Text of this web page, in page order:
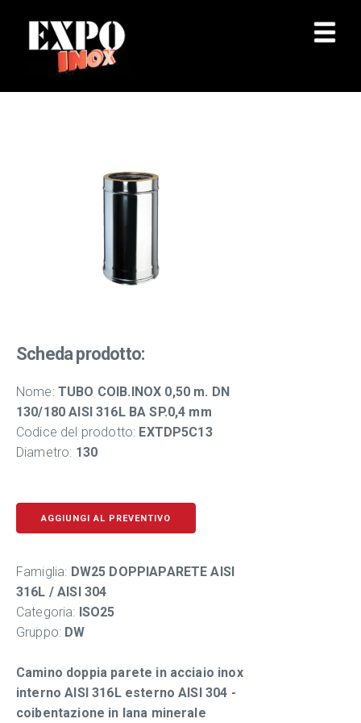
Scheda prodotto:
Nome: TUBO COIB.INOX 0,50 m. DN
130/180 AISI 316L BA SP.0,4 mm
Codice del prodotto: EXTDP5C13
Diametro: 130
AGGIUNGI AL PREVENTIVO
Famiglia: DW25 DOPPIAPARETE AISI
316L / AISI 304
Categoria: ISO25
Gruppo: DW
Camino doppia parete in acciaio inox
interno AISI 316L esterno AISI 304 -
coibentazione in lana minerale